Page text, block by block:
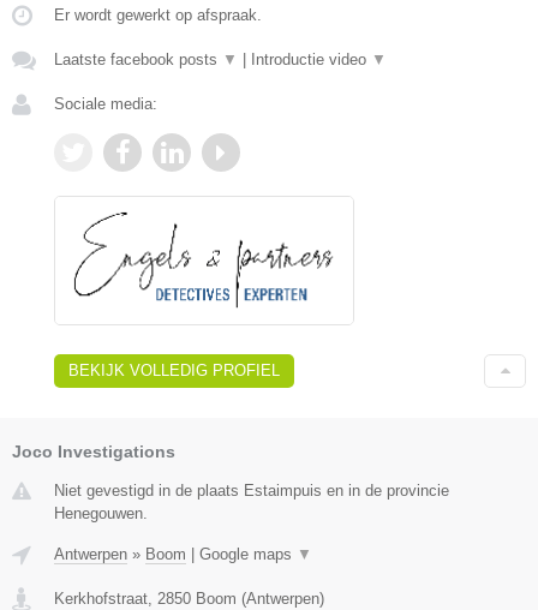
Er wordt gewerkt op afspraak.
Laatste facebook posts ▼ Introductie video ▼
Sociale media:
BEKIJK VOLLEDIG PROFIEL
Joco Investigations
Niet gevestigd in de plaats Estaimpuis en in de provincie
Henegouwen.
Antwerpen » Boom Google maps ▼
Kerkhofstraat, 2850 Boom (Antwerpen)